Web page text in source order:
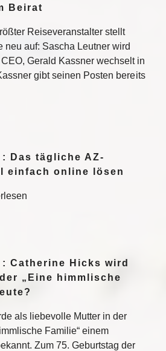
Beirat
Reiseveranstalter stellt
neu auf: Sascha Leutner wird
Gerald Kassner wechselt in
gibt seinen Posten bereits
: Das tägliche AZ-
einfach online lösen
: Catherine Hicks wird
„Eine himmlische
als liebevolle Mutter in der
Familie“ einem
Zum 75. Geburtstag der